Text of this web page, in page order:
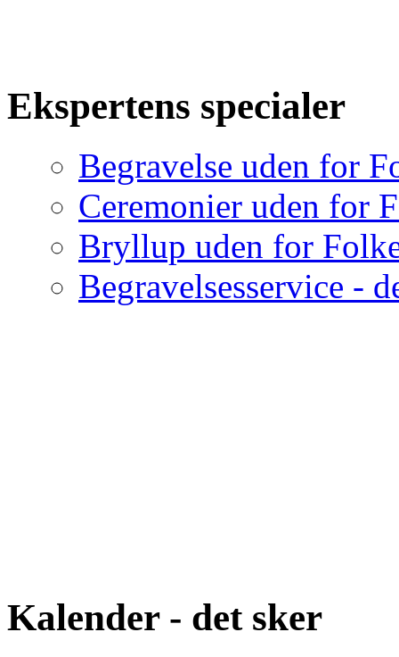
Ekspertens specialer
Begravelse uden for
Ceremonier uden for
Bryllup uden for
Begravelsesservice -
Kalender - det sker